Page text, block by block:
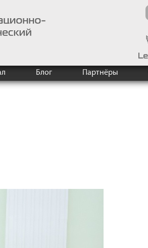
Блог Партнёры